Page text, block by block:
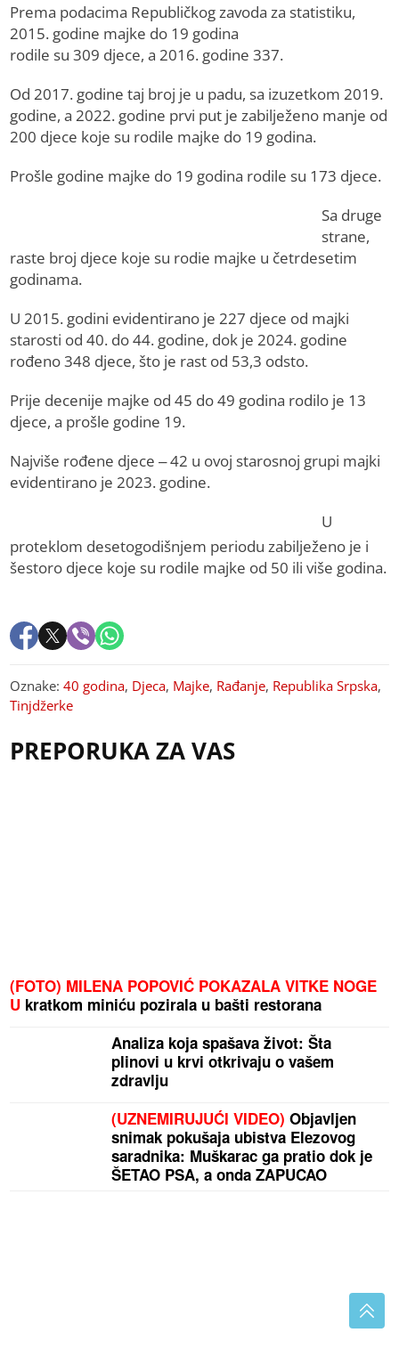
Prema podacima Republičkog zavoda za statistiku,
2015. godine majke do 19 godina
rodile su 309 djece, a 2016. godine 337.
Od 2017. godine taj broj je u padu, sa izuzetkom 2019.
godine, a 2022. godine prvi put je zabilježeno manje od
200 djece koje su rodile majke do 19 godina.
Prošle godine majke do 19 godina rodile su 173 djece.
Sa druge
strane,
raste broj djece koje su rodie majke u četrdesetim
godinama.
U 2015. godini evidentirano je 227 djece od majki
starosti od 40. do 44. godine, dok je 2024. godine
rođeno 348 djece, što je rast od 53,3 odsto.
Prije decenije majke od 45 do 49 godina rodilo je 13
djece, a prošle godine 19.
Najviše rođene djece – 42 u ovoj starosnoj grupi majki
evidentirano je 2023. godine.
U
proteklom desetogodišnjem periodu zabilježeno je i
šestoro djece koje su rodile majke od 50 ili više godina.
Oznake:40 godina, Djeca, Majke, Rađanje, Republika Srpska,
Tinjdžerke
PREPORUKA ZA VAS
(FOTO) MILENA POPOVIĆ POKAZALA VITKE NOGE
U kratkom miniću pozirala u bašti restorana
Analiza koja spašava život: Šta
plinovi u krvi otkrivaju o vašem
zdravlju
(UZNEMIRUJUĆI VIDEO) Objavljen
snimak pokušaja ubistva Elezovog
saradnika: Muškarac ga pratio dok je
ŠETAO PSA, a onda ZAPUCAO